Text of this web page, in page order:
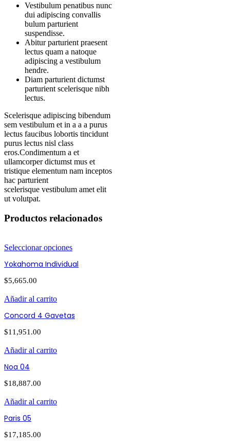
Vestibulum penatibus nunc
dui adipiscing convallis
bulum parturient
suspendisse.
Abitur parturient praesent
lectus quam a natoque
adipiscing a vestibulum
hendre.
Diam parturient dictumst
parturient scelerisque nibh
lectus.
Scelerisque adipiscing bibendum
sem vestibulum et in a a a purus
lectus faucibus lobortis tincidunt
purus lectus nisl class
eros.Condimentum a et
ullamcorper dictumst mus et
tristique elementum nam inceptos
hac parturient
scelerisque vestibulum amet elit
ut volutpat.
Productos relacionados
Seleccionar opciones
Yokahoma Individual
$5,665.00
Añadir al carrito
Concord 4 Gavetas
$11,951.00
Añadir al carrito
Noa 04
$18,887.00
Añadir al carrito
Paris 05
$17,185.00